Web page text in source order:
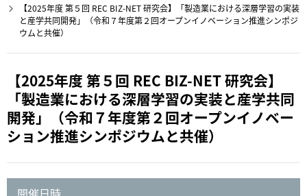
【2025年度 第５回 REC BIZ-NET 研究会】「製造業における深層学習の実装
と産学共同開発」（令和７年度第２回オープンイノベーション推進シンポジ
ウムと共催）
【2025年度 第５回 REC BIZ-NET 研究会】
「製造業における深層学習の実装と産学共同
開発」（令和７年度第２回オープンイノベー
ション推進シンポジウムと共催）